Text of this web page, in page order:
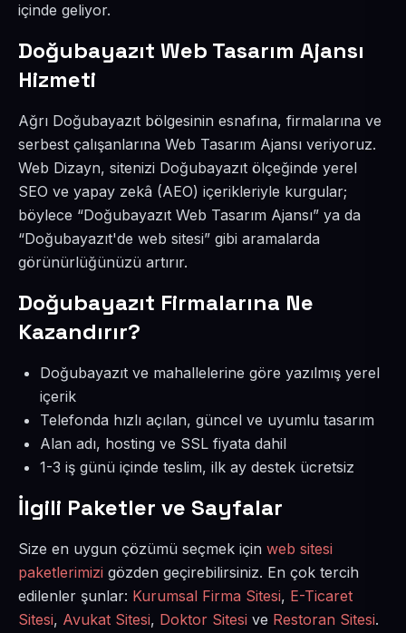
içinde geliyor.
Doğubayazıt Web Tasarım Ajansı
Hizmeti
Ağrı Doğubayazıt bölgesinin esnafına, firmalarına ve
serbest çalışanlarına Web Tasarım Ajansı veriyoruz.
Web Dizayn, sitenizi Doğubayazıt ölçeğinde yerel
SEO ve yapay zekâ (AEO) içerikleriyle kurgular;
böylece “Doğubayazıt Web Tasarım Ajansı” ya da
“Doğubayazıt'de web sitesi” gibi aramalarda
görünürlüğünüzü artırır.
Doğubayazıt Firmalarına Ne
Kazandırır?
Doğubayazıt ve mahallelerine göre yazılmış yerel
içerik
Telefonda hızlı açılan, güncel ve uyumlu tasarım
Alan adı, hosting ve SSL fiyata dahil
1-3 iş günü içinde teslim, ilk ay destek ücretsiz
İlgili Paketler ve Sayfalar
Size en uygun çözümü seçmek için web sitesi
paketlerimizi gözden geçirebilirsiniz. En çok tercih
edilenler şunlar: Kurumsal Firma Sitesi, E-Ticaret
Sitesi, Avukat Sitesi, Doktor Sitesi ve Restoran Sitesi.